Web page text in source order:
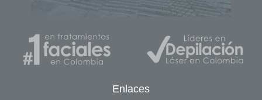
Enlaces